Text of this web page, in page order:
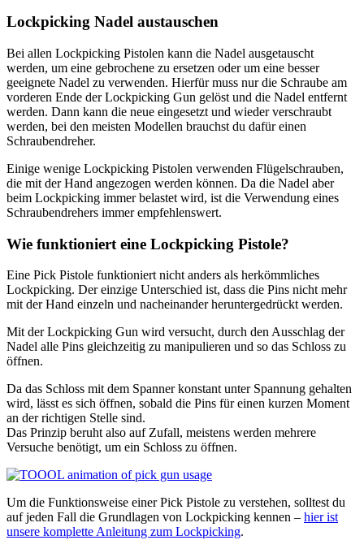
Lockpicking Nadel austauschen
Bei allen Lockpicking Pistolen kann die Nadel ausgetauscht
werden, um eine gebrochene zu ersetzen oder um eine besser
geeignete Nadel zu verwenden. Hierfür muss nur die Schraube am
vorderen Ende der Lockpicking Gun gelöst und die Nadel entfernt
werden. Dann kann die neue eingesetzt und wieder verschraubt
werden, bei den meisten Modellen brauchst du dafür einen
Schraubendreher.
Einige wenige Lockpicking Pistolen verwenden Flügelschrauben,
die mit der Hand angezogen werden können. Da die Nadel aber
beim Lockpicking immer belastet wird, ist die Verwendung eines
Schraubendrehers immer empfehlenswert.
Wie funktioniert eine Lockpicking Pistole?
Eine Pick Pistole funktioniert nicht anders als herkömmliches
Lockpicking. Der einzige Unterschied ist, dass die Pins nicht mehr
mit der Hand einzeln und nacheinander heruntergedrückt werden.
Mit der Lockpicking Gun wird versucht, durch den Ausschlag der
Nadel alle Pins gleichzeitig zu manipulieren und so das Schloss zu
öffnen.
Da das Schloss mit dem Spanner konstant unter Spannung gehalten
wird, lässt es sich öffnen, sobald die Pins für einen kurzen Moment
an der richtigen Stelle sind.
Das Prinzip beruht also auf Zufall, meistens werden mehrere
Versuche benötigt, um ein Schloss zu öffnen.
Um die Funktionsweise einer Pick Pistole zu verstehen, solltest du
auf jeden Fall die Grundlagen von Lockpicking kennen – hier ist
unsere komplette Anleitung zum Lockpicking.